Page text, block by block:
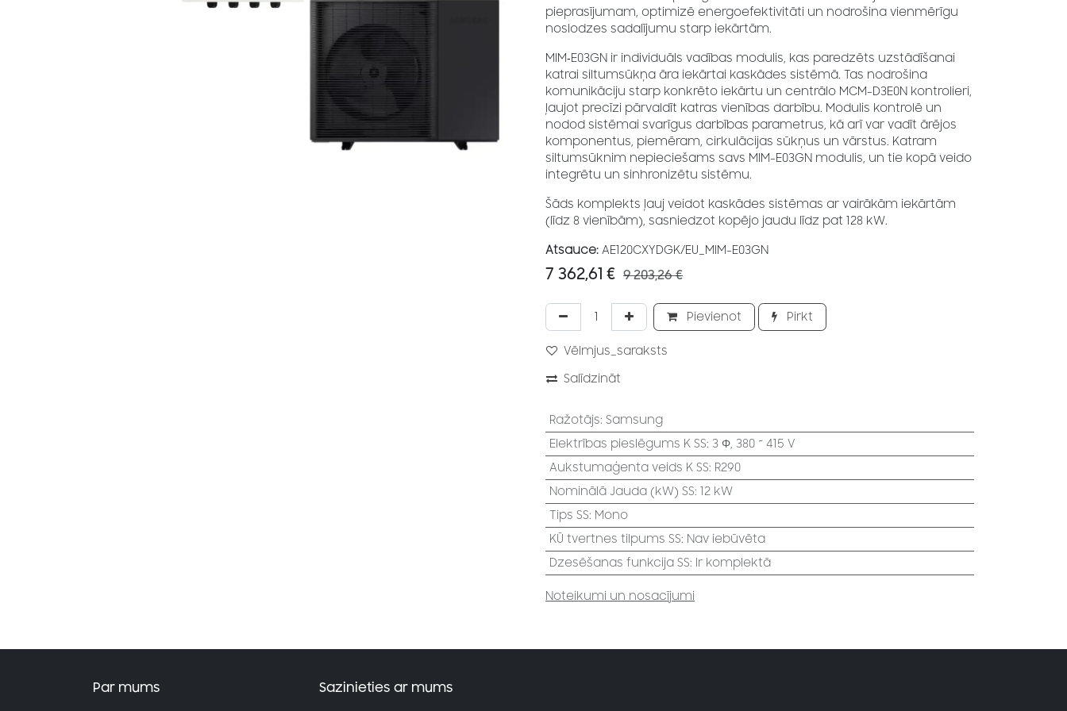
pieprasījumam, optimizē energoefektivitāti un nodrošina vienmērīgu
noslodzes sadalījumu starp iekārtām.
MIM‑E03GN ir individuāls vadības modulis, kas paredzēts uzstādīšanai
katrai siltumsūkņa āra iekārtai kaskādes sistēmā. Tas nodrošina
komunikāciju starp konkrēto iekārtu un centrālo MCM-D3E0N kontrolieri,
ļaujot precīzi pārvaldīt katras vienības darbību. Modulis kontrolē un
nodod sistēmai svarīgus darbības parametrus, kā arī var vadīt ārējos
komponentus, piemēram, cirkulācijas sūkņus un vārstus. Katram
siltumsūknim nepieciešams savs MIM-E03GN modulis, un tie kopā veido
integrētu un sinhronizētu sistēmu.
Šāds komplekts ļauj veidot kaskādes sistēmas ar vairākām iekārtām
(līdz 8 vienībām), sasniedzot kopējo jaudu līdz pat 128 kW.
Atsauce: AE120CXYDGK/EU_MIM-E03GN
7 362,61 € 9 203,26€
Pievienot Pirkt
Vēlmjus_saraksts
Salīdzināt
Ražotājs: Samsung
Elektrības pieslēgums K SS: 3 Φ, 380 ~ 415 V
Aukstumaģenta veids K SS: R290
Nominālā Jauda (kW) SS: 12 kW
Tips SS: Mono
KŪ tvertnes tilpums SS: Nav iebūvēta
Dzesēšanas funkcija SS: Ir komplektā
Noteikumi un nosacījumi
Par mums Sazinieties ar mums